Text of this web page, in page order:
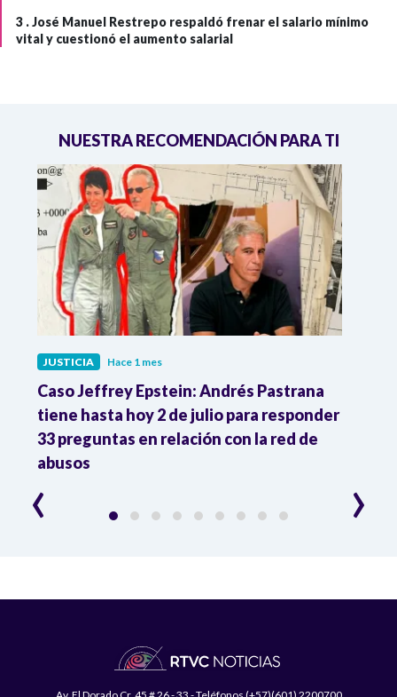
3 .José Manuel Restrepo respaldó frenar el salario mínimo
vital y cuestionó el aumento salarial
NUESTRA RECOMENDACIÓN PARA TI
JUSTICIA Hace 1 mes
Caso Jeffrey Epstein: Andrés Pastrana
tiene hasta hoy 2 de julio para responder
33 preguntas en relación con la red de
abusos
‹ ›